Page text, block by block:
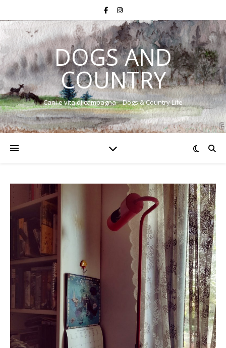
DOGS AND
COUNTRY
Cani e vita di campagna – Dogs & Country Life